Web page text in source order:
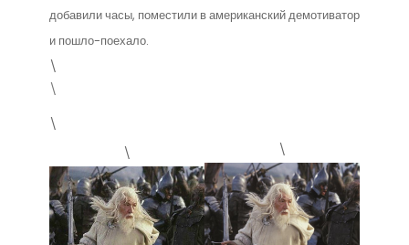
добавили часы, поместили в американский демотиватор
и пошло-поехало.
\
\
\
\
\